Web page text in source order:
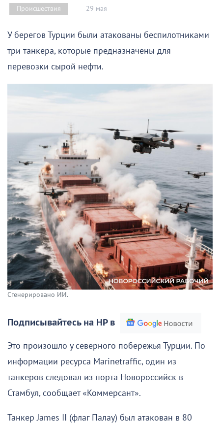
Происшествия 29 мая
У берегов Турции были атакованы беспилотниками
три танкера, которые предназначены для
перевозки сырой нефти.
Сгенерировано ИИ.
Подписывайтесь на НР в
Это произошло у северного побережья Турции. По
информации ресурса Marinetraffic, один из
танкеров следовал из порта Новороссийск в
Стамбул, сообщает «Коммерсант».
Танкер James II (флаг Палау) был атакован в 80